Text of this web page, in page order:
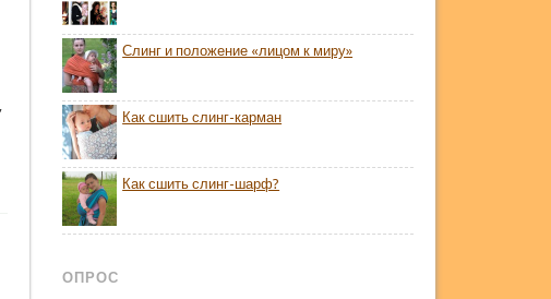
Слинг и положение «лицом к миру»
Как сшить слинг-карман
Как сшить слинг-шарф?
ОПРОС